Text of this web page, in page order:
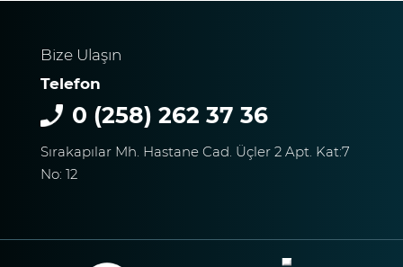
Bize Ulaşın
Telefon
0 (258) 262 37 36
Sırakapılar Mh. Hastane Cad. Üçler 2 Apt. Kat:7
No: 12